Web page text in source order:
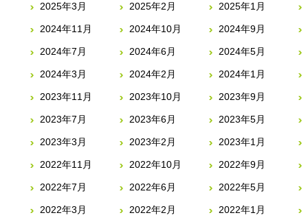
2025年3月 2025年2月 2025年1月
2024年11月 2024年10月 2024年9月
2024年7月 2024年6月 2024年5月
2024年3月 2024年2月 2024年1月
2023年11月 2023年10月 2023年9月
2023年7月 2023年6月 2023年5月
2023年3月 2023年2月 2023年1月
2022年11月 2022年10月 2022年9月
2022年7月 2022年6月 2022年5月
2022年3月 2022年2月 2022年1月